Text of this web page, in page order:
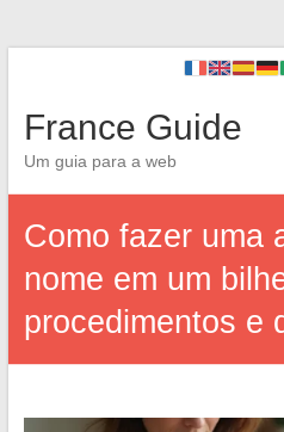
France Guide
Um guia para a web
Como fazer uma
nome em um
procedimentos e